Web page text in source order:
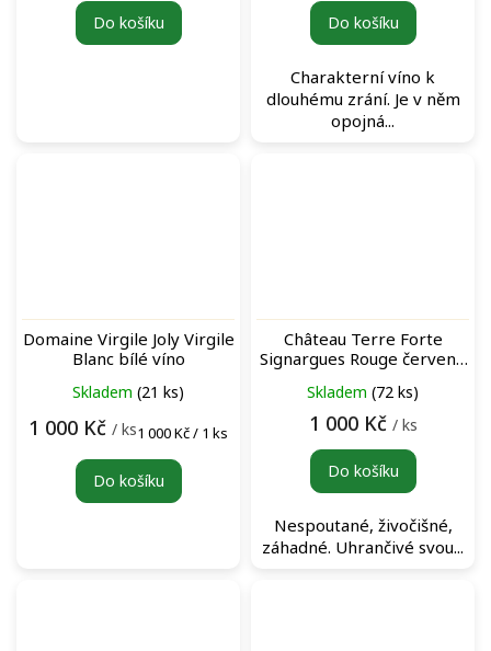
Do košíku Do košíku
Charakterní víno k
dlouhému zrání. Je v něm
opojná...
Domaine Virgile Joly Virgile
Blanc bílé víno
Skladem (21 ks)
1 000 Kč / ksMěrná
1 000 Kč / 1 ks
Do košíku
Château Terre Forte
Signargues Rouge červené
Skladem (72 ks)
1 000 Kč / ks
Do košíku
Nespoutané, živočišné,
záhadné. Uhrančivé svou...